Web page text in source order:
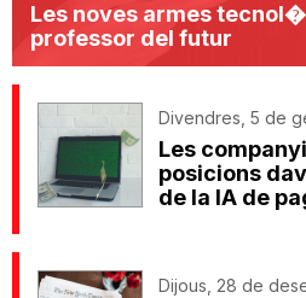
Les noves armes
professor del futur
Divendres, 5 de
Les
posicions
de la IA de
Dijous, 28 de